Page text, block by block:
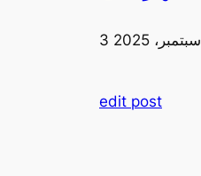
3 سبتمبر، 2025
edit post